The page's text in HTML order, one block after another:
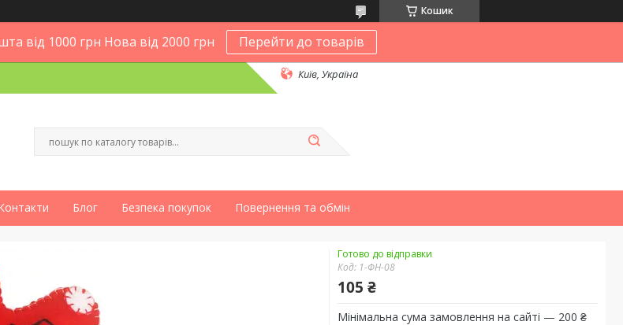
Кошик
від 1000 грн Нова від 2000 грн Перейти до товарів
Київ, Україна
Блог Безпека покупок Повернення та обмін
Готово до відправки
Код: 1-ФН-08
105 ₴
Мінімальна сума замовлення на сайті — 200 ₴